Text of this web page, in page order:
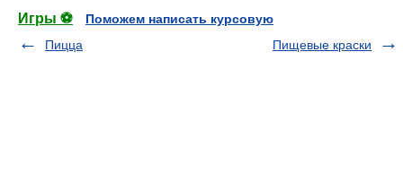
Игры ⚽
Поможем написать курсовую
Пицца
Пищевые краски